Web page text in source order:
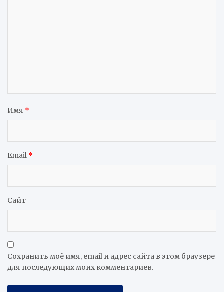
Имя *
Email *
Сайт
Сохранить моё имя, email и адрес сайта в этом браузере
для последующих моих комментариев.